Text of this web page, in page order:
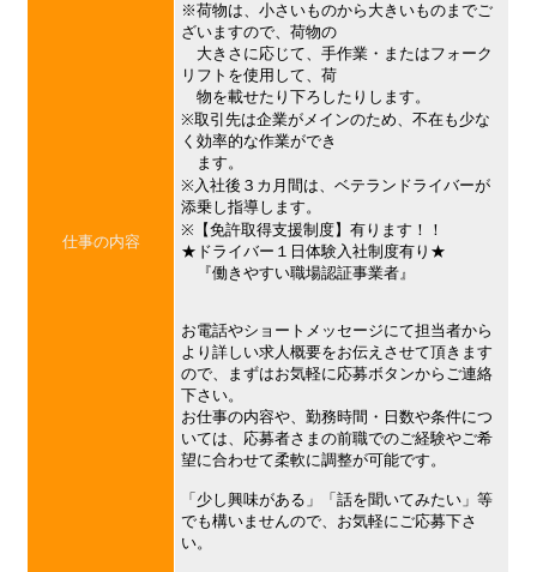
仕事の内容
※荷物は、小さいものから大きいものまでご
ざいますので、荷物の
大きさに応じて、手作業・またはフォーク
リフトを使用して、荷
物を載せたり下ろしたりします。
※取引先は企業がメインのため、不在も少な
く効率的な作業ができ
ます。
※入社後３カ月間は、ベテランドライバーが
添乗し指導します。
※【免許取得支援制度】有ります！！
★ドライバー１日体験入社制度有り★
『働きやすい職場認証事業者』
お電話やショートメッセージにて担当者から
より詳しい求人概要をお伝えさせて頂きます
ので、まずはお気軽に応募ボタンからご連絡
下さい。
お仕事の内容や、勤務時間・日数や条件につ
いては、応募者さまの前職でのご経験やご希
望に合わせて柔軟に調整が可能です。
「少し興味がある」「話を聞いてみたい」等
でも構いませんので、お気軽にご応募下さ
い。